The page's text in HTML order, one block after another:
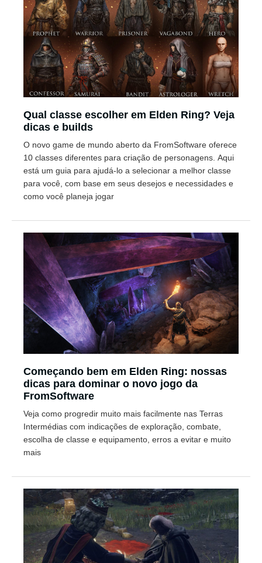
Qual classe escolher em Elden Ring? Veja
dicas e builds
O novo game de mundo aberto da FromSoftware oferece
10 classes diferentes para criação de personagens. Aqui
está um guia para ajudá-lo a selecionar a melhor classe
para você, com base em seus desejos e necessidades e
como você planeja jogar
Começando bem em Elden Ring: nossas
dicas para dominar o novo jogo da
FromSoftware
Veja como progredir muito mais facilmente nas Terras
Intermédias com indicações de exploração, combate,
escolha de classe e equipamento, erros a evitar e muito
mais